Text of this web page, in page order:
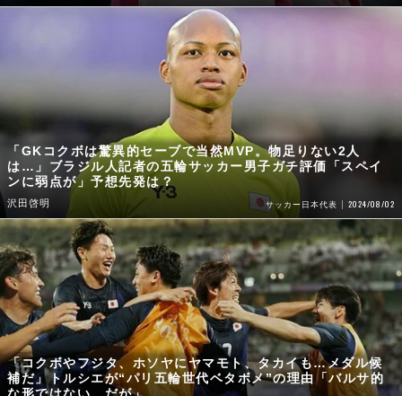
「GKコクボは驚異的セーブで当然MVP。物足りない2人
は…」ブラジル人記者の五輪サッカー男子ガチ評価「スペイ
ンに弱点が」予想先発は？
沢田啓明 サッカー日本代表 2024/08/02
「コクボやフジタ、ホソヤにヤマモト、タカイも…メダル候
補だ」トルシエが“パリ五輪世代ベタボメ”の理由「バルサ的